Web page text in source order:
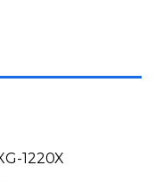
1220X